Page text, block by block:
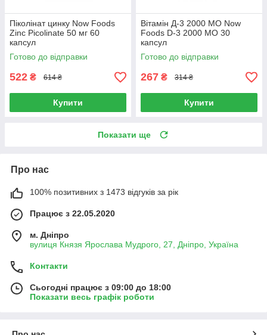
Піколінат цинку Now Foods
Zinc Picolinate 50 мг 60
капсул
Готово до відправки
522 ₴ 614 ₴
Купити
Вітамін Д-3 2000 МО Now
Foods D-3 2000 МО 30
капсул
Готово до відправки
267 ₴ 314 ₴
Купити
Показати ще
Про нас
100% позитивних з 1473 відгуків за рік
Працює з 22.05.2020
м. Дніпро
вулиця Князя Ярослава Мудрого, 27, Дніпро, Україна
Контакти
Сьогодні працює з 09:00 до 18:00
Показати весь графік роботи